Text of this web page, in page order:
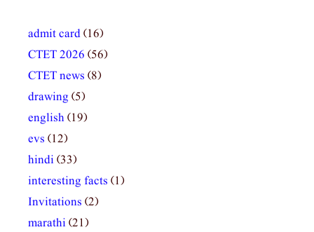
admit card(16)
CTET 2026 (56)
CTET news (8)
drawing (5)
english(19)
evs (12)
hindi(33)
interesting facts (1)
Invitations (2)
marathi(21)